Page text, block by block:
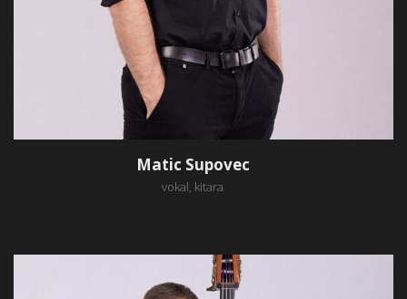
Matic Supovec
vokal, kitara
Bojan Kene